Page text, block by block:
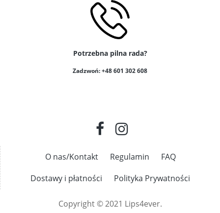
Potrzebna pilna rada?
Zadzwoń: +48 601 302 608
O nas/Kontakt Regulamin
FAQ
Dostawy i płatności
Polityka Prywatności
Copyright © 2021 Lips4ever.